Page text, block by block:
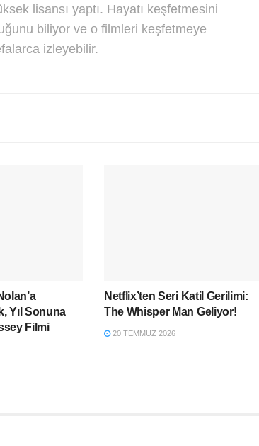
lisansı yaptı. Hayatı keşfetmesini
biliyor ve o filmleri keşfetmeye
izleyebilir.
Yıl Sonuna
Filmi
Netflix’ten Seri Katil Gerilimi:
The Whisper Man Geliyor!
20 TEMMUZ 2026